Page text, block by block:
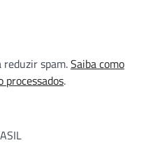
spam.Saiba como
processados.